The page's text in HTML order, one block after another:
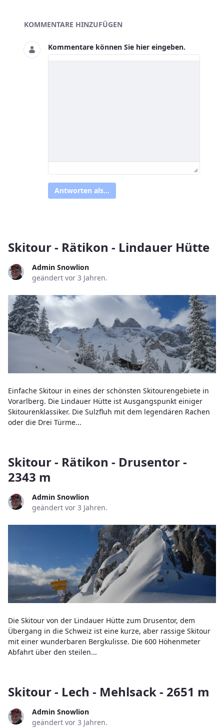
Asset-Herausgeber
KOMMENTARE HINZUFÜGEN
Kommentare können Sie hier eingeben.
Antworten als...
Skitour - Rätikon - Lindauer Hütte
Admin Snowlion
geändert vor 3 Jahren.
Einfache Skitour in eines der schönsten Skitourengebiete in
Vorarlberg. Die Lindauer Hütte ist Ausgangspunkt einiger
Skitourenklassiker. Die Sulzfluh mit dem legendären Rachen
oder die Drei Türme...
Skitour - Rätikon - Drusentor -
2343 m
Admin Snowlion
geändert vor 3 Jahren.
Die Skitour von der Lindauer Hütte zum Drusentor, dem
Übergang in die Schweiz ist eine kurze, aber rassige Skitour
mit einer wunderbaren Bergkulisse. Die 600 Höhenmeter
Abfahrt über den steilen...
Skitour - Lech - Mehlsack - 2651 m
Admin Snowlion
geändert vor 3 Jahren.